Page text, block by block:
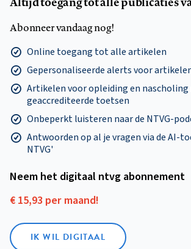
Abonneer vandaag nog!
Online toegang tot alle artikelen
Gepersonaliseerde alerts voor
Artikelen voor opleiding en
geaccrediteerde toetsen
Onbeperkt luisteren naar de NTVG-
Antwoorden op al je vragen via de AI-
NTVG'
Neem het digitaal ntvg abonnement
€ 15,93 per maand!
IK WIL DIGITAAL